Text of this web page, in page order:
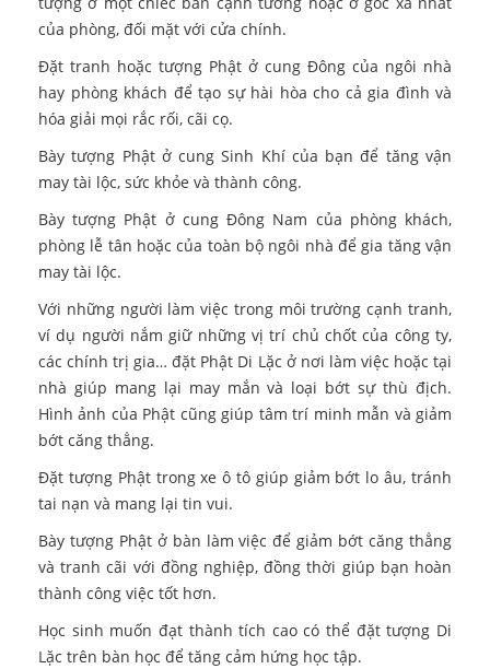
của phòng, đối mặt với cửa chính.
Đặt tranh hoặc tượng Phật ở cung Đông của ngôi nhà
hay phòng khách để tạo sự hài hòa cho cả gia đình và
hóa giải mọi rắc rối, cãi cọ.
Bày tượng Phật ở cung Sinh Khí của bạn để tăng vận
may tài lộc, sức khỏe và thành công.
Bày tượng Phật ở cung Đông Nam của phòng khách,
phòng lễ tân hoặc của toàn bộ ngôi nhà để gia tăng vận
may tài lộc.
Với những người làm việc trong môi trường cạnh tranh,
ví dụ người nắm giữ những vị trí chủ chốt của công ty,
các chính trị gia… đặt Phật Di Lặc ở nơi làm việc hoặc tại
nhà giúp mang lại may mắn và loại bớt sự thù địch.
Hình ảnh của Phật cũng giúp tâm trí minh mẫn và giảm
bớt căng thẳng.
Đặt tượng Phật trong xe ô tô giúp giảm bớt lo âu, tránh
tai nạn và mang lại tin vui.
Bày tượng Phật ở bàn làm việc để giảm bớt căng thẳng
và tranh cãi với đồng nghiệp, đồng thời giúp bạn hoàn
thành công việc tốt hơn.
Học sinh muốn đạt thành tích cao có thể đặt tượng Di
Lặc trên bàn học để tăng cảm hứng học tập.